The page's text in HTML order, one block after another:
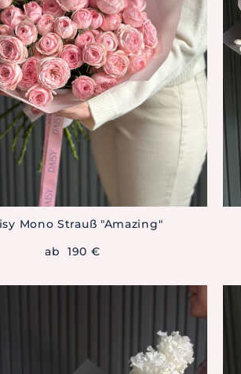
Mono Strauß "Amazing"
ab 190 €